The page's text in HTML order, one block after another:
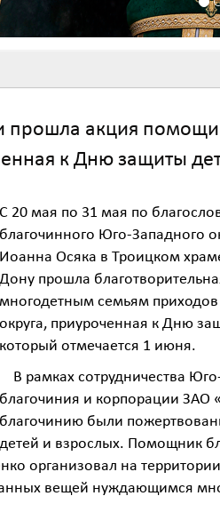
прошла акция
к Дню защиты
С 20 мая по 31 мая по
благочинного Юго-Западного
Иоанна Осяка в Троицком
Дону прошла
многодетным семьям
округа, приуроченная к Дню
который отмечается 1 июня.
В рамках сотрудничества
благочиния и корпорации ЗАО
благочинию были
детей и взрослых. Помощник
организовал на
вещей нуждающимся